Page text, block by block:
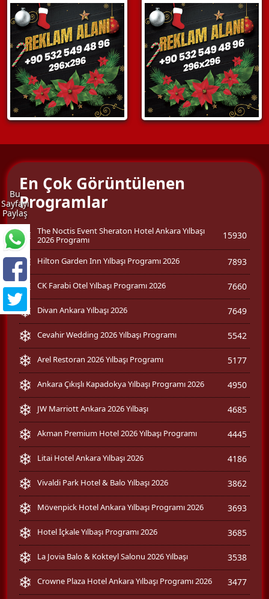
Bu
Sayfayı
Paylaş
En Çok Görüntülenen
Programlar
The Noctis Event Sheraton Hotel Ankara Yılbaşı
2026 Programı
15930
Hilton Garden Inn Yılbaşı Programı 2026 7893
CK Farabi Otel Yılbaşı Programı 2026 7660
Divan Ankara Yılbaşı 2026 7649
Cevahir Wedding 2026 Yılbaşı Programı 5542
Arel Restoran 2026 Yılbaşı Programı 5177
Ankara Çıkışlı Kapadokya Yılbaşı Programı 2026 4950
JW Marriott Ankara 2026 Yılbaşı 4685
Akman Premium Hotel 2026 Yılbaşı Programı 4445
Litai Hotel Ankara Yılbaşı 2026 4186
Vivaldi Park Hotel & Balo Yılbaşı 2026 3862
Mövenpick Hotel Ankara Yılbaşı Programı 2026 3693
Hotel İçkale Yılbaşı Programı 2026 3685
La Jovia Balo & Kokteyl Salonu 2026 Yılbaşı 3538
Crowne Plaza Hotel Ankara Yılbaşı Programı 2026 3477